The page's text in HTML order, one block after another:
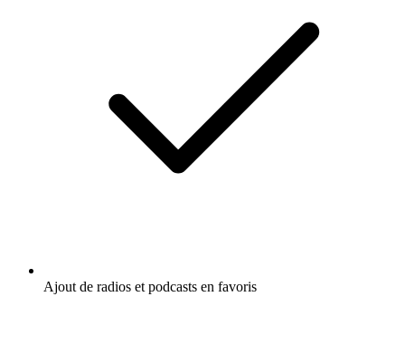
Ajout de radios et podcasts en favoris